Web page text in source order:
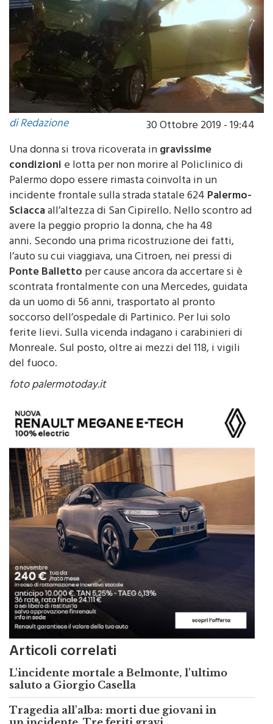
di Redazione
30 Ottobre 2019 - 19:44
Una donna si trova ricoverata in gravissime
condizionie lotta per non morire al Policlinico di
Palermo dopo essere rimasta coinvolta in un
incidente frontale sulla strada statale 624Palermo-
Sciaccaall’altezza di San Cipirello. Nello scontro ad
avere la peggio proprio la donna, che ha 48
anni. Secondo una prima ricostruzione dei fatti,
l’auto su cui viaggiava, una Citroen, nei pressi di
Ponte Ballettoper cause ancora da accertare si è
scontrata frontalmente con una Mercedes, guidata
da un uomo di 56 anni, trasportato al pronto
soccorso dell’ospedale di Partinico. Per lui solo
ferite lievi. Sulla vicenda indagano i carabinieri di
Monreale. Sul posto, oltre ai mezzi del 118, i vigili
del fuoco.
foto palermotoday.it
Articoli correlati
L'incidente mortale a Belmonte, l'ultimo
saluto a Giorgio Casella
Tragedia all'alba: morti due giovani in
un incidente. Tre feriti gravi